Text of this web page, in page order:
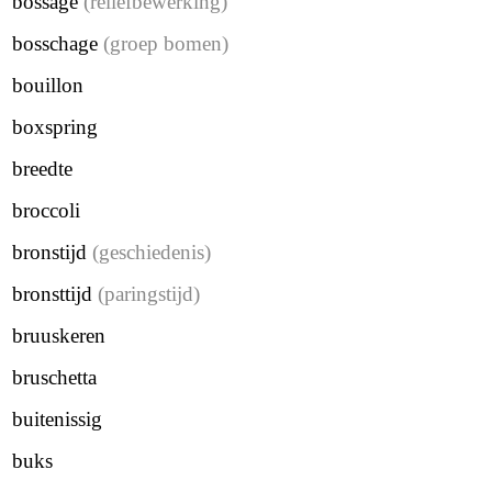
bosschage (groep bomen)
bouillon
boxspring
breedte
broccoli
bronstijd (geschiedenis)
bronsttijd (paringstijd)
bruuskeren
bruschetta
buitenissig
buks